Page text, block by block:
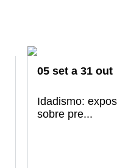
05 set a 31 out
Idadismo:
sobre pre...